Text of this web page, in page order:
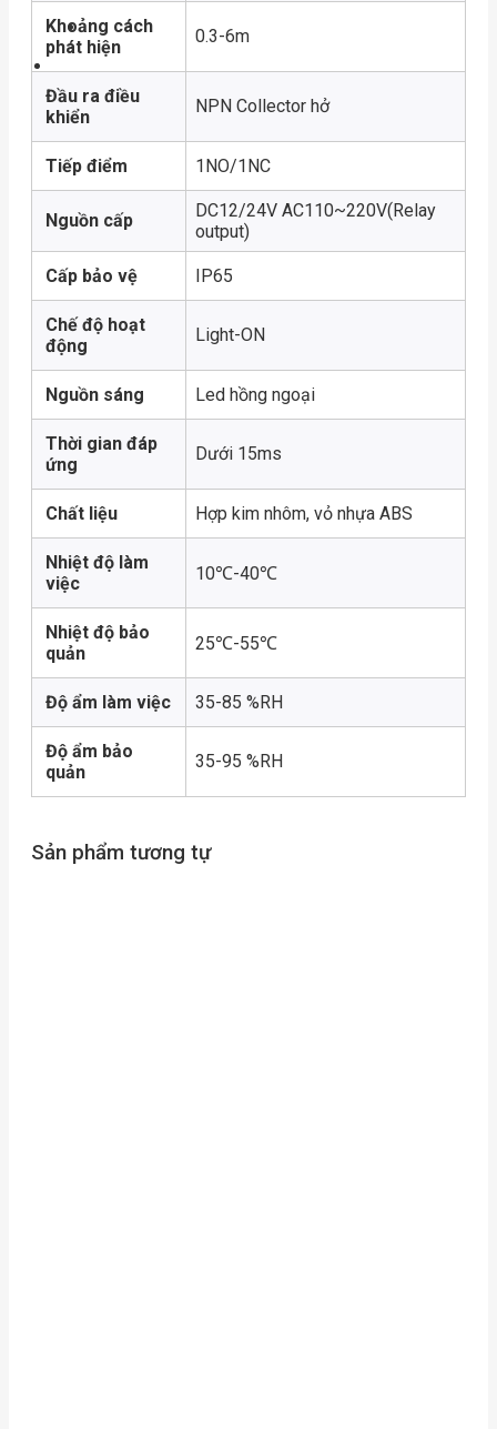
Khoảng cách
phát hiện
0.3-6m
Đầu ra điều
khiển
NPN Collector hở
Tiếp điểm 1NO/1NC
Nguồn cấp
DC12/24V AC110~220V(Relay
output)
Cấp bảo vệ IP65
Chế độ hoạt
động
Light-ON
Nguồn sáng Led hồng ngoại
Thời gian đáp
ứng
Dưới 15ms
Chất liệu Hợp kim nhôm, vỏ nhựa ABS
Nhiệt độ làm
việc
10℃-40℃
Nhiệt độ bảo
quản
25℃-55℃
Độ ẩm làm việc 35-85 %RH
Độ ẩm bảo
quản
35-95 %RH
Sản phẩm tương tự